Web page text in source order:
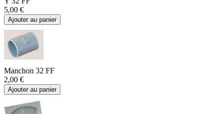
5,00 €
Ajouter au panier
Manchon 32 FF
2,00 €
Ajouter au panier